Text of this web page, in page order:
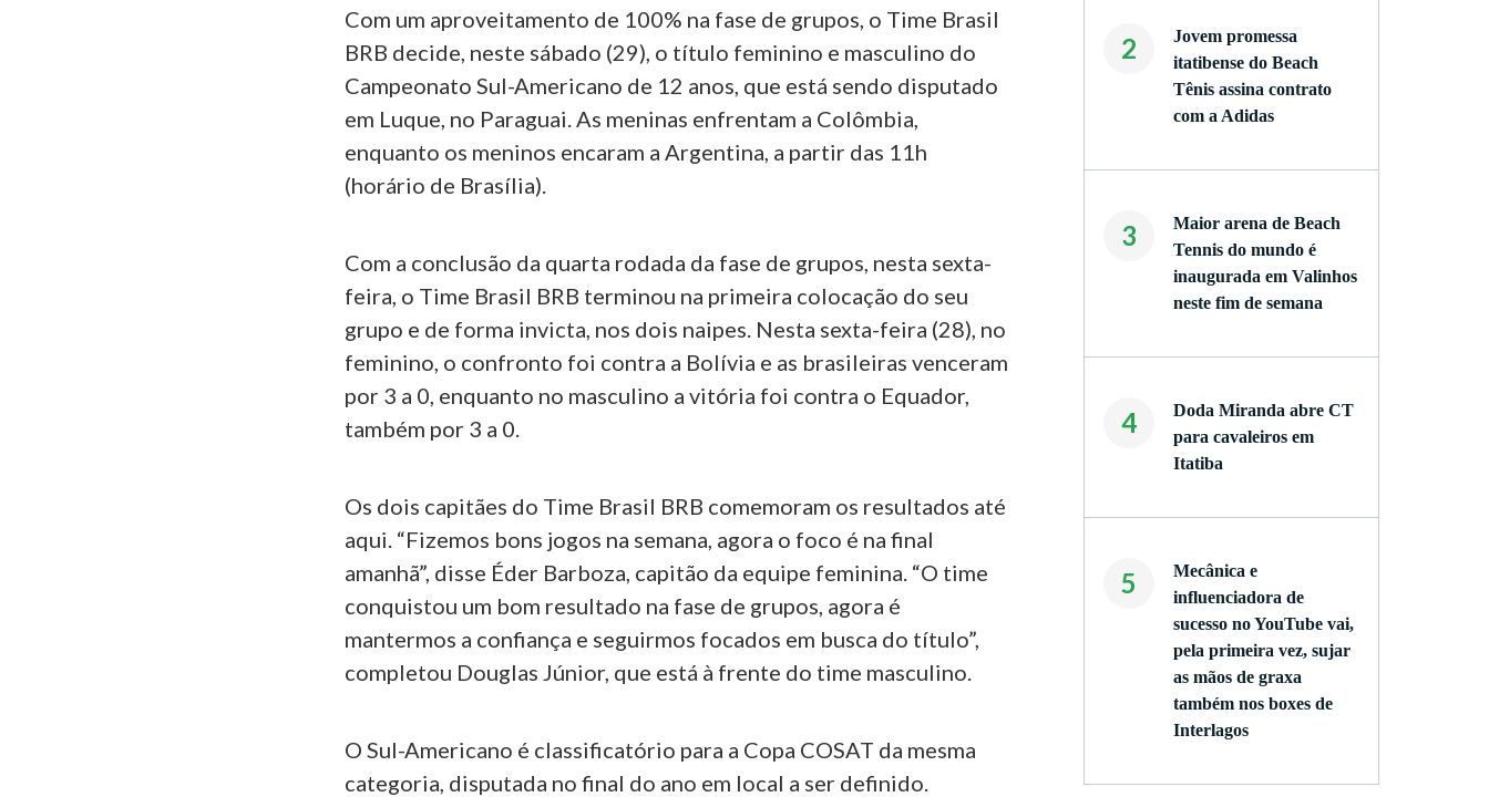
Com um aproveitamento de 100% na fase de grupos, o Time Brasil
BRB decide, neste sábado (29), o título feminino e masculino do
Campeonato Sul-Americano de 12 anos, que está sendo disputado
em Luque, no Paraguai. As meninas enfrentam a Colômbia,
enquanto os meninos encaram a Argentina, a partir das 11h
(horário de Brasília).
Com a conclusão da quarta rodada da fase de grupos, nesta sexta-
feira, o Time Brasil BRB terminou na primeira colocação do seu
grupo e de forma invicta, nos dois naipes. Nesta sexta-feira (28), no
feminino, o confronto foi contra a Bolívia e as brasileiras venceram
por 3 a 0, enquanto no masculino a vitória foi contra o Equador,
também por 3 a 0.
Os dois capitães do Time Brasil BRB comemoram os resultados até
aqui. “Fizemos bons jogos na semana, agora o foco é na final
amanhã”, disse Éder Barboza, capitão da equipe feminina. “O time
conquistou um bom resultado na fase de grupos, agora é
mantermos a confiança e seguirmos focados em busca do título”,
completou Douglas Júnior, que está à frente do time masculino.
O Sul-Americano é classificatório para a Copa COSAT da mesma
categoria, disputada no final do ano em local a ser definido.
2
Jovem promessa
itatibense do Beach
Tênis assina contrato
com a Adidas
3
Maior arena de Beach
Tennis do mundo é
inaugurada em Valinhos
neste fim de semana
4
Doda Miranda abre CT
para cavaleiros em
Itatiba
5
Mecânica e
influenciadora de
sucesso no YouTube vai,
pela primeira vez, sujar
as mãos de graxa
também nos boxes de
Interlagos